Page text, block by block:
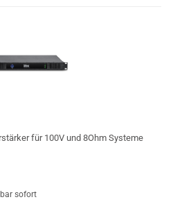
für 100V und 8Ohm Systeme
sofort